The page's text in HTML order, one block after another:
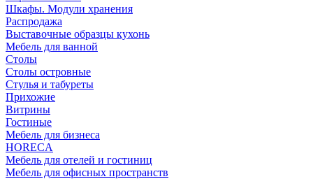
Шкафы. Модули хранения
Распродажа
Выставочные образцы кухонь
Мебель для ванной
Столы
Столы островные
Стулья и табуреты
Прихожие
Витрины
Гостиные
Мебель для бизнеса
HORECA
Мебель для отелей и гостиниц
Мебель для офисных пространств